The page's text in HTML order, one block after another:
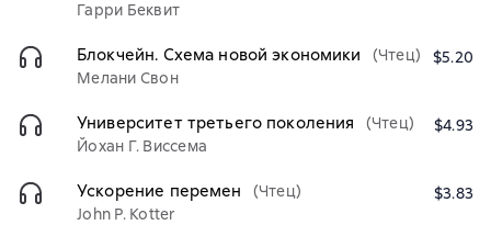
Гарри Беквит
Блокчейн. Схема новой экономики
(Чтец)
Мелани Свон
$5.20
Университет третьего поколения
(Чтец)
Йохан Г. Виссема
$4.93
Ускорение перемен
(Чтец)
John P. Kotter
$3.83